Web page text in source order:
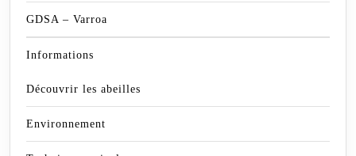
GDSA – Varroa
Informations
Découvrir les abeilles
Environnement